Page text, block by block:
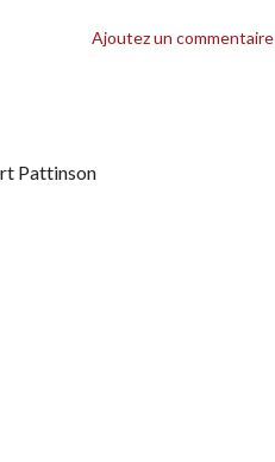
Ajoutez un commentaire
Pattinson